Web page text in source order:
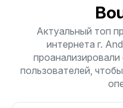
Актуальный топ
интернета г.
проанализировали
пользователей,